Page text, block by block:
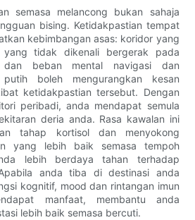
semasa melancong bukan sahaja
bising. Ketidakpastian tempat
kebimbangan asas: koridor yang
tidak dikenali bergerak pada
beban mental navigasi dan
boleh mengurangkan kesan
ketidakpastian tersebut. Dengan
peribadi, anda mendapat semula
deria anda. Rasa kawalan ini
tahap kortisol dan menyokong
yang lebih baik semasa tempoh
lebih berdaya tahan terhadap
anda tiba di destinasi anda
kognitif, mood dan rintangan imun
manfaat, membantu anda
lebih baik semasa bercuti.